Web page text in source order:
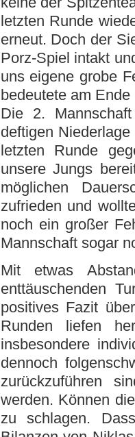
letzten Runde
erneut. Doch der
Porz-Spiel intakt
uns eigene grobe
bedeutete am
Die 2.
deftigen
letzten Runde
unsere Jungs
möglichen
zufrieden und
noch ein großer
Mannschaft sogar
Mit etwas
enttäuschenden
positives Fazit
Runden liefen
insbesondere
dennoch
zurückzuführen
werden. Können
zu schlagen.